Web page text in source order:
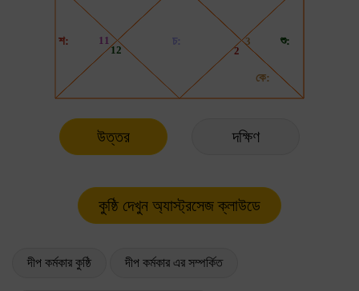
উত্তর দক্ষিণ
দীপ কর্মকার কুষ্ঠি দীপ কর্মকার এর সম্পর্কিত